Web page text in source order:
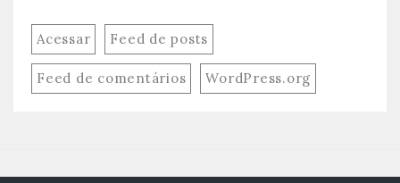
Acessar Feed de posts
Feed de comentários WordPress.org